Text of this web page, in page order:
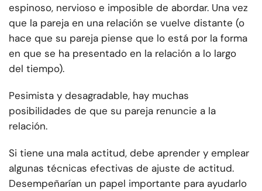
espinoso, nervioso e imposible de abordar. Una vez
que la pareja en una relación se vuelve distante (o
hace que su pareja piense que lo está por la forma
en que se ha presentado en la relación a lo largo
del tiempo).
Pesimista y desagradable, hay muchas
posibilidades de que su pareja renuncie a la
relación.
Si tiene una mala actitud, debe aprender y emplear
algunas técnicas efectivas de ajuste de actitud.
Desempeñarían un papel importante para ayudarlo